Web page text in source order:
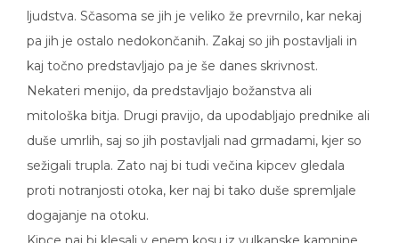
ljudstva. Sčasoma se jih je veliko že prevrnilo, kar nekaj
pa jih je ostalo nedokončanih. Zakaj so jih postavljali in
kaj točno predstavljajo pa je še danes skrivnost.
Nekateri menijo, da predstavljajo božanstva ali
mitološka bitja. Drugi pravijo, da upodabljajo prednike ali
duše umrlih, saj so jih postavljali nad grmadami, kjer so
sežigali trupla. Zato naj bi tudi večina kipcev gledala
proti notranjosti otoka, ker naj bi tako duše spremljale
dogajanje na otoku.